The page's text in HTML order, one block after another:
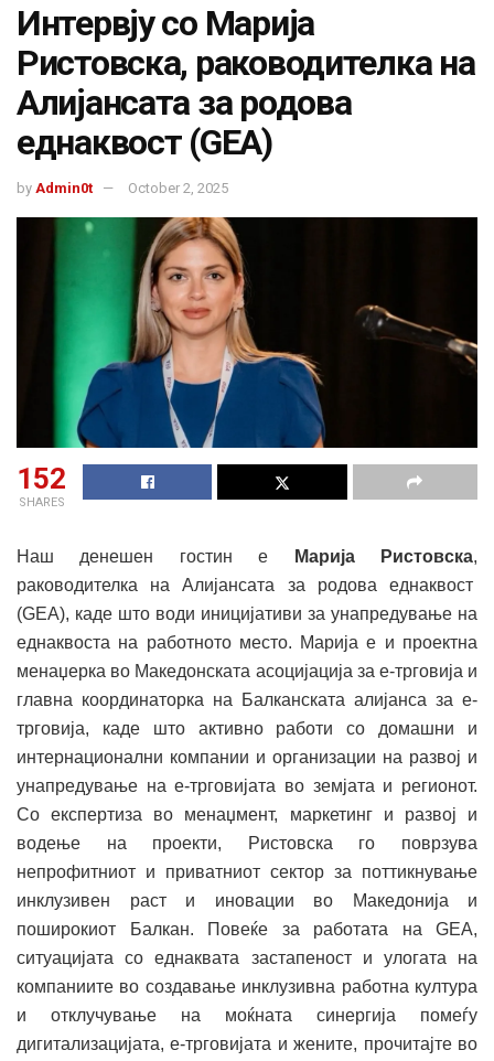
Интервју со Марија
Ристовска, раководителка на
Алијансата за родова
еднаквост (GEA)
by Admin0t October 2, 2025
152
SHARES
Наш денешен гостин е Марија Ристовска,
раководителка на Алијансата за родова еднаквост
(GEA), каде што води иницијативи за унапредување на
еднаквоста на работното место. Марија е и проектна
менаџерка во Македонската асоцијација за е-трговија и
главна координаторка на Балканската алијанса за е-
трговија, каде што активно работи со домашни и
интернационални компании и организации на развој и
унапредување на е-трговијата во земјата и регионот.
Со експертиза во менаџмент, маркетинг и развој и
водење на проекти, Ристовска го поврзува
непрофитниот и приватниот сектор за поттикнување
инклузивен раст и иновации во Македонија и
поширокиот Балкан. Повеќе за работата на GEA,
ситуацијата со еднаквата застапеност и улогата на
компаниите во создавање инклузивна работна култура
и отклучување на моќната синергија помеѓу
дигитализацијата, е-трговијата и жените, прочитајте во